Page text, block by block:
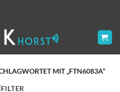
MIT „FTN6083A“
FILTER